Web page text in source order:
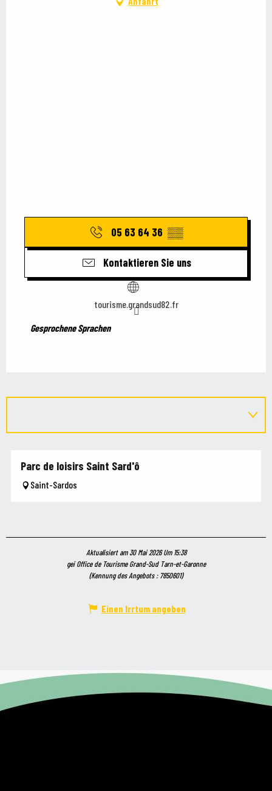
05 63 64 36 ▒▒
Kontaktieren Sie uns
tourisme.grandsud82.fr
Gesprochene Sprachen
Gesprochene Sprachen
Parc de loisirs Saint Sard'ô
Saint-Sardos
Aktualisiert am 30 Mai 2026 Um 15:38
gei Office de Tourisme Grand-Sud Tarn-et-Garonne
(Kennung des Angebots :7850601)
Einen Irrtum angeben